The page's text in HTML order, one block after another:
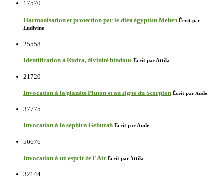
17570
Harmonisation et protection par le dieu égyptien Mehen Écrit par
Ludivine
25558
Identification à Rudra, divinité hindoue Écrit par Attila
21720
Invocation à la planète Pluton et au signe du Scorpion Écrit par Aude
37775
Invocation à la séphira Geburah Écrit par Aude
56676
Invocation à un esprit de l'Air Écrit par Attila
32144